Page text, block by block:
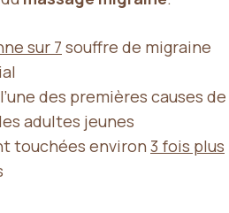
sur 7 souffre de migraine
des premières causes de
adultes jeunes
touchées environ 3 fois plus